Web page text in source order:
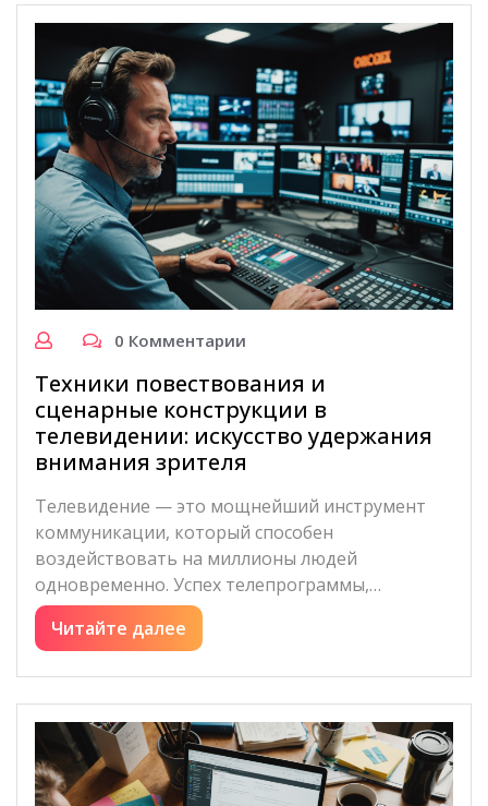
0 Комментарии
Техники повествования и
сценарные конструкции в
телевидении: искусство удержания
внимания зрителя
Телевидение — это мощнейший инструмент
коммуникации, который способен
воздействовать на миллионы людей
одновременно. Успех телепрограммы,…
Читайте далее